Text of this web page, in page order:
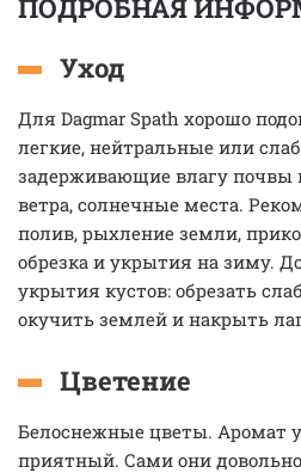
ПОДРОБНАЯ
Уход
Для Dagmar Spath хорошо
легкие, нейтральные или
задерживающие влагу
ветра, солнечные места.
полив, рыхление земли,
обрезка и укрытия на зиму.
укрытия кустов: обрезать
окучить землей и накрыть
Цветение
Белоснежные цветы. Аромат
приятный. Сами они